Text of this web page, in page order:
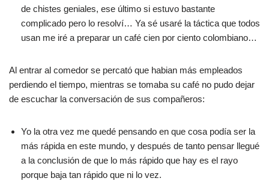
de chistes geniales, ese último si estuvo bastante
complicado pero lo resolví… Ya sé usaré la táctica que todos
usan me iré a preparar un café cien por ciento colombiano…
Al entrar al comedor se percató que habian más empleados
perdiendo el tiempo, mientras se tomaba su café no pudo dejar
de escuchar la conversación de sus compañeros:
Yo la otra vez me quedé pensando en que cosa podía ser la
más rápida en este mundo, y después de tanto pensar llegué
a la conclusión de que lo más rápido que hay es el rayo
porque baja tan rápido que ni lo vez.